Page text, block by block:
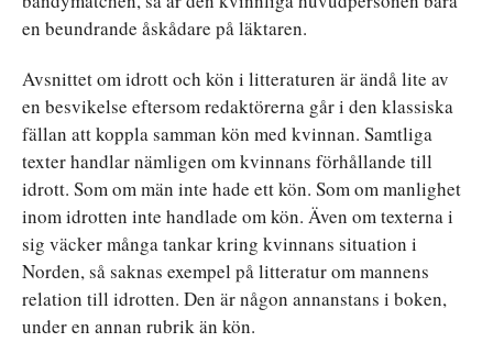
en beundrande åskådare på läktaren.
Avsnittet om idrott och kön i litteraturen är ändå lite av
en besvikelse eftersom redaktörerna går i den klassiska
fällan att koppla samman kön med kvinnan. Samtliga
texter handlar nämligen om kvinnans förhållande till
idrott. Som om män inte hade ett kön. Som om manlighet
inom idrotten inte handlade om kön. Även om texterna i
sig väcker många tankar kring kvinnans situation i
Norden, så saknas exempel på litteratur om mannens
relation till idrotten. Den är någon annanstans i boken,
under en annan rubrik än kön.